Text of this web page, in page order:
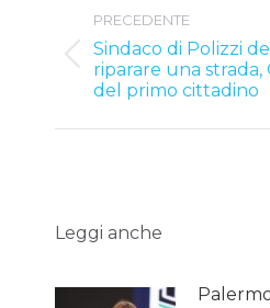
navigation
PRECEDENTE
Previous
post:
Sindaco di Polizzi
riparare una strada,
del primo cittadino
Leggi anche